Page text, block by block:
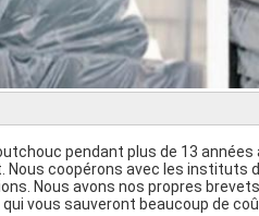
pendant plus de 13
coopérons avec les instituts
Nous avons nos propres
vous sauveront beaucoup de